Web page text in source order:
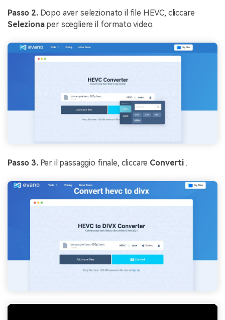
Passo 2.Dopo aver selezionato il file HEVC, cliccare
Selezionaper scegliere il formato video.
Passo 3.Per il passaggio finale, cliccare Converti .